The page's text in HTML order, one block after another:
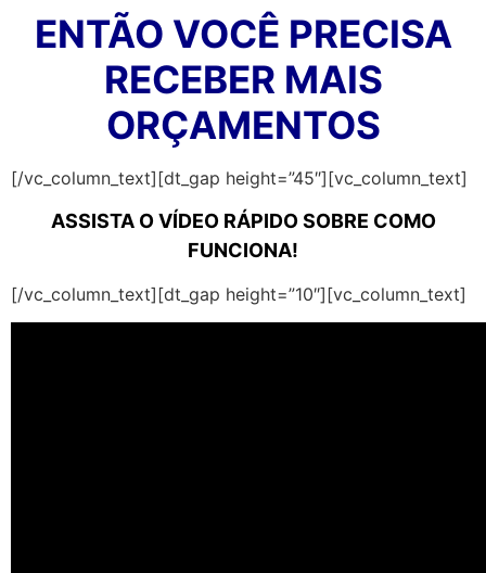
ENTÃO VOCÊ PRECISA
RECEBER MAIS
ORÇAMENTOS
[/vc_column_text][dt_gap height=”45″][vc_column_text]
ASSISTA O VÍDEO RÁPIDO SOBRE COMO
FUNCIONA!
[/vc_column_text][dt_gap height=”10″][vc_column_text]